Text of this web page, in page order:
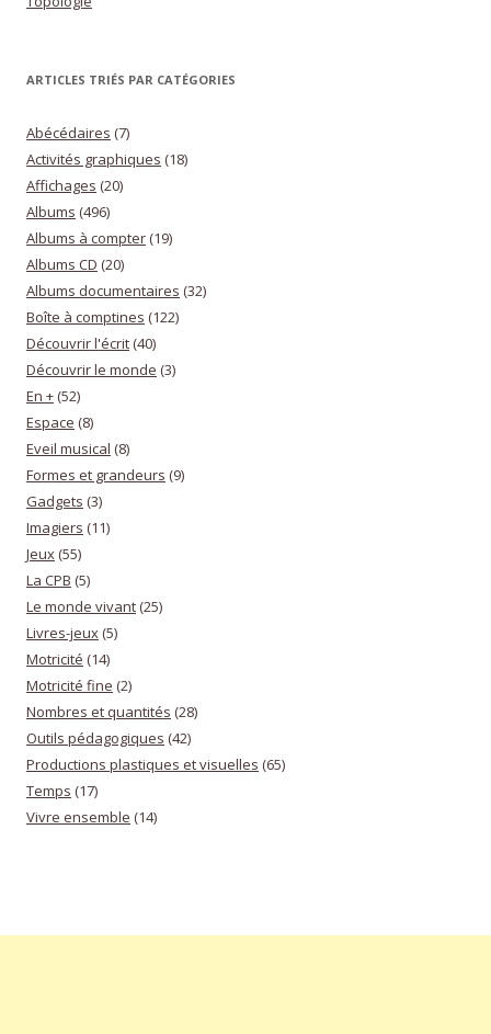
ARTICLES TRIÉS PAR CATÉGORIES
Abécédaires (7)
Activités graphiques (18)
Affichages (20)
Albums (496)
Albums à compter (19)
Albums CD (20)
Albums documentaires (32)
Boîte à comptines (122)
Découvrir l'écrit (40)
Découvrir le monde (3)
En + (52)
Espace (8)
Eveil musical (8)
Formes et grandeurs (9)
Gadgets (3)
Imagiers (11)
Jeux (55)
La CPB (5)
Le monde vivant (25)
Livres-jeux (5)
Motricité (14)
Motricité fine (2)
Nombres et quantités (28)
Outils pédagogiques (42)
Productions plastiques et visuelles (65)
Temps (17)
Vivre ensemble (14)